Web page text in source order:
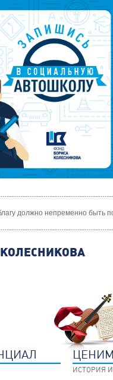
должно непременно быть
ИСТОРИЯ